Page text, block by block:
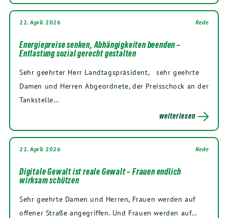
22. April 2026 Rede
Energiepreise senken, Abhängigkeiten beenden –
Entlastung sozial gerecht gestalten
Sehr geehrter Herr Landtagspräsident, sehr geehrte
Damen und Herren Abgeordnete, der Preisschock an der
Tankstelle…
weiterlesen
22. April 2026 Rede
Digitale Gewalt ist reale Gewalt – Frauen endlich
wirksam schützen
Sehr geehrte Damen und Herren, Frauen werden auf
offener Straße angegriffen. Und Frauen werden auf…